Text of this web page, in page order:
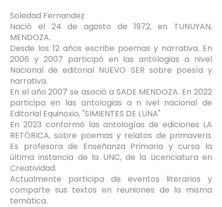
Soledad Fernandez
Nació el 24 de agosto de 1972, en TUNUYAN,
MENDOZA.
Desde los 12 años escribe poemas y narrativa. En
2006 y 2007 participó en las antologias a nivel
Nacional de editorial NUEVO SER sobre poesía y
narrativa.
En el año 2007 se asoció a SADE MENDOZA. En 2022
participa en las antologias a n ivel nacional de
Editorial Equinoxio, "SIMIENTES DE LUNA"
En 2023 conformó las antologías de ediciones LA
RETÓRICA, sobre poemas y relatos de primavera.
Es profesora de Enseñanza Primaria y cursa la
última instancia de la UNC, de la Licenciatura en
Creatividad.
Actualmente participa de eventos literarios y
comparte sus textos en reuniones de la misma
temática.